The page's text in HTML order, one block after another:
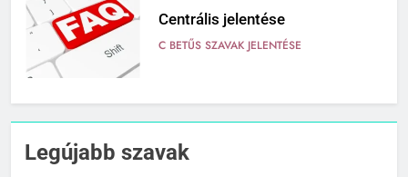
Centrális jelentése
C BETŰS SZAVAK JELENTÉSE
7
Céltudatos jelentése
C BETŰS SZAVAK JELENTÉSE
Legújabb szavak